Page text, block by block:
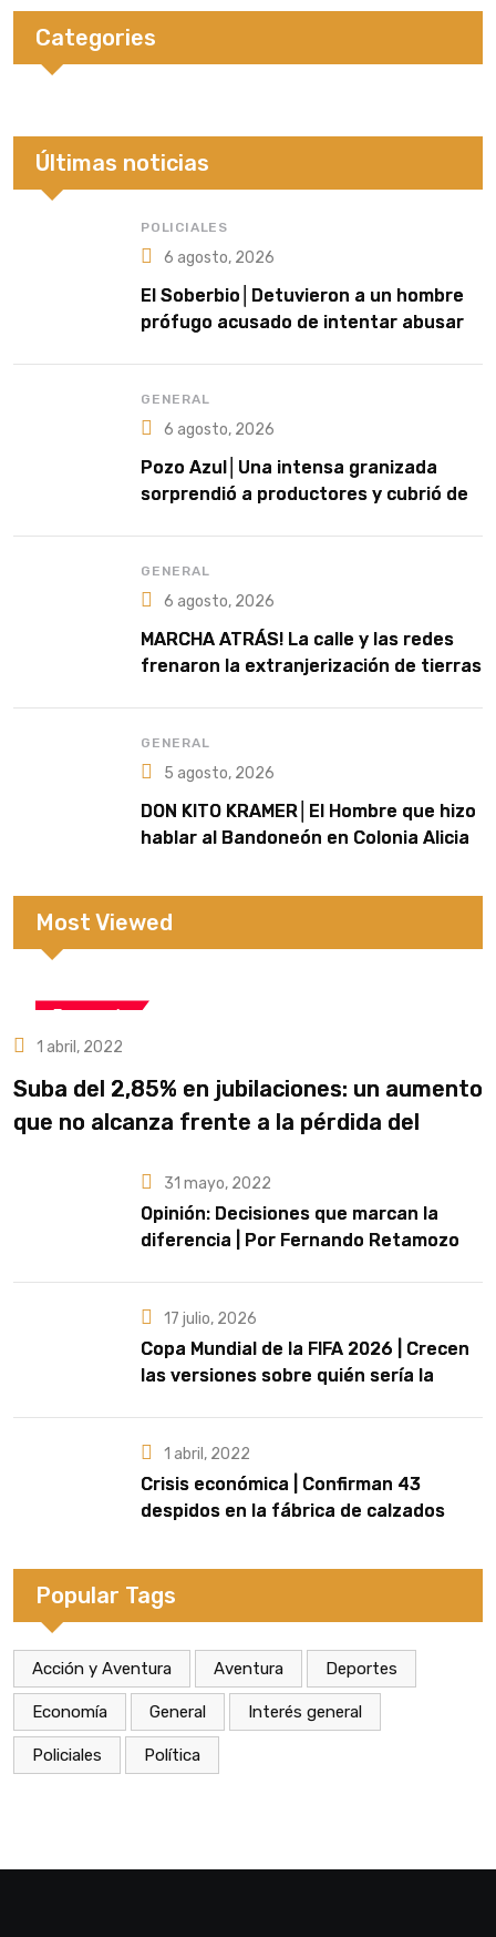
Categories
Últimas noticias
POLICIALES
6 agosto, 2026
El Soberbio│Detuvieron a un hombre
prófugo acusado de intentar abusar
GENERAL
6 agosto, 2026
Pozo Azul│Una intensa granizada
sorprendió a productores y cubrió de
GENERAL
6 agosto, 2026
MARCHA ATRÁS! La calle y las redes
frenaron la extranjerización de tierras
GENERAL
5 agosto, 2026
DON KITO KRAMER│El Hombre que hizo
hablar al Bandoneón en Colonia Alicia
Most Viewed
Economía
1 abril, 2022
Suba del 2,85% en jubilaciones: un aumento
que no alcanza frente a la pérdida del
31 mayo, 2022
Opinión: Decisiones que marcan la
diferencia | Por Fernando Retamozo
17 julio, 2026
Copa Mundial de la FIFA 2026 | Crecen
las versiones sobre quién sería la
1 abril, 2022
Crisis económica | Confirman 43
despidos en la fábrica de calzados
Popular Tags
Acción y Aventura Aventura Deportes
Economía General Interés general
Policiales Política